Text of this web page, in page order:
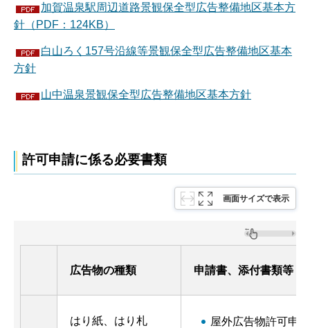
加賀温泉駅周辺道路景観保全型広告整備地区基本方
針（PDF：124KB）
白山ろく157号沿線等景観保全型広告整備地区基本
方針
山中温泉景観保全型広告整備地区基本方針
許可申請に係る必要書類
画面サイズで表示
広告物の種類 申請書、添付書類等
はり紙、はり札
屋外広告物許可申